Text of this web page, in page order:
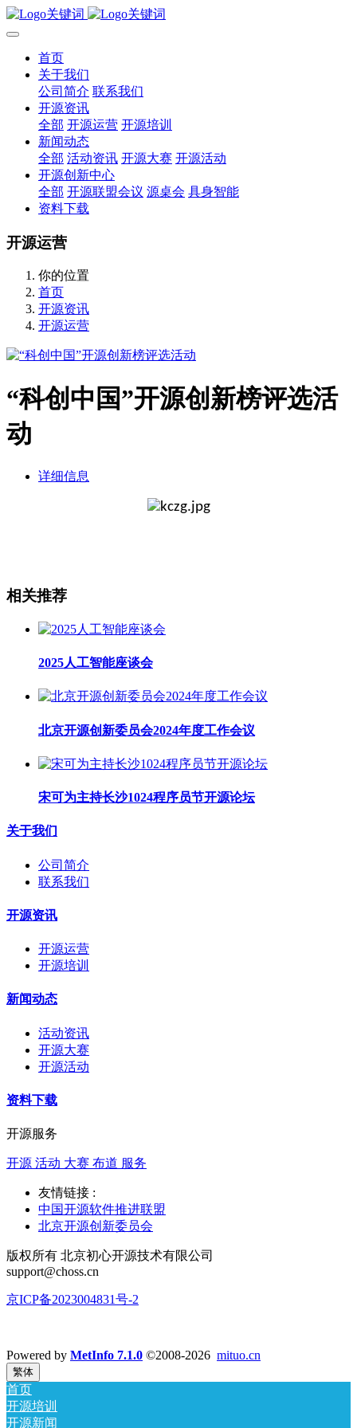
首页
关于我们
公司简介 联系我们
开源资讯
全部 开源运营 开源培训
新闻动态
全部 活动资讯 开源大赛 开源活动
开源创新中心
全部 开源联盟会议 源桌会 具身智能
资料下载
开源运营
你的位置
首页
开源资讯
开源运营
“科创中国”开源创新榜评选活
动
详细信息
相关推荐
2025人工智能座谈会
北京开源创新委员会2024年度工作会议
宋可为主持长沙1024程序员节开源论坛
关于我们
公司简介
联系我们
开源资讯
开源运营
开源培训
新闻动态
活动资讯
开源大赛
开源活动
资料下载
开源服务
开源 活动 大赛 布道 服务
友情链接 :
中国开源软件推进联盟
北京开源创新委员会
版权所有 北京初心开源技术有限公司
support@choss.cn
京ICP备2023004831号-2
Powered by MetInfo 7.1.0 ©2008-2026 mituo.cn
繁体
首页
开源培训
开源新闻